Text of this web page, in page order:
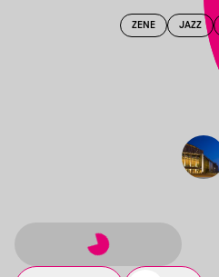
ZENE JAZZ